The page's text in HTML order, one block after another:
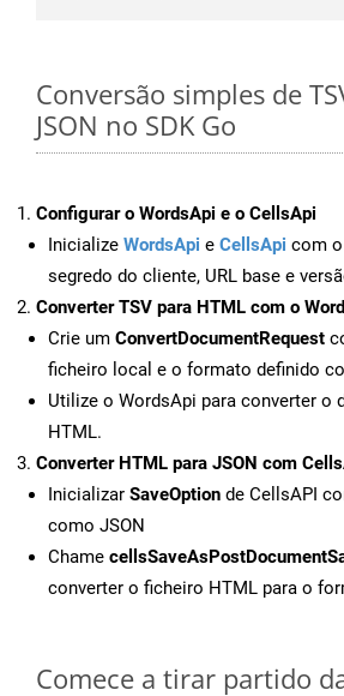
Conversão simples de
JSON no SDK Go
Configurar o WordsApi e o CellsApi
Inicialize WordsApi e CellsApi com
segredo do cliente, URL base e
Converter TSV para HTML com o
Crie um ConvertDocumentRequest
ficheiro local e o formato definido
Utilize o WordsApi para converter o
HTML.
Converter HTML para JSON com
Inicializar SaveOption de CellsAPI
como JSON
Chame
converter o ficheiro HTML para o
Comece a tirar partido